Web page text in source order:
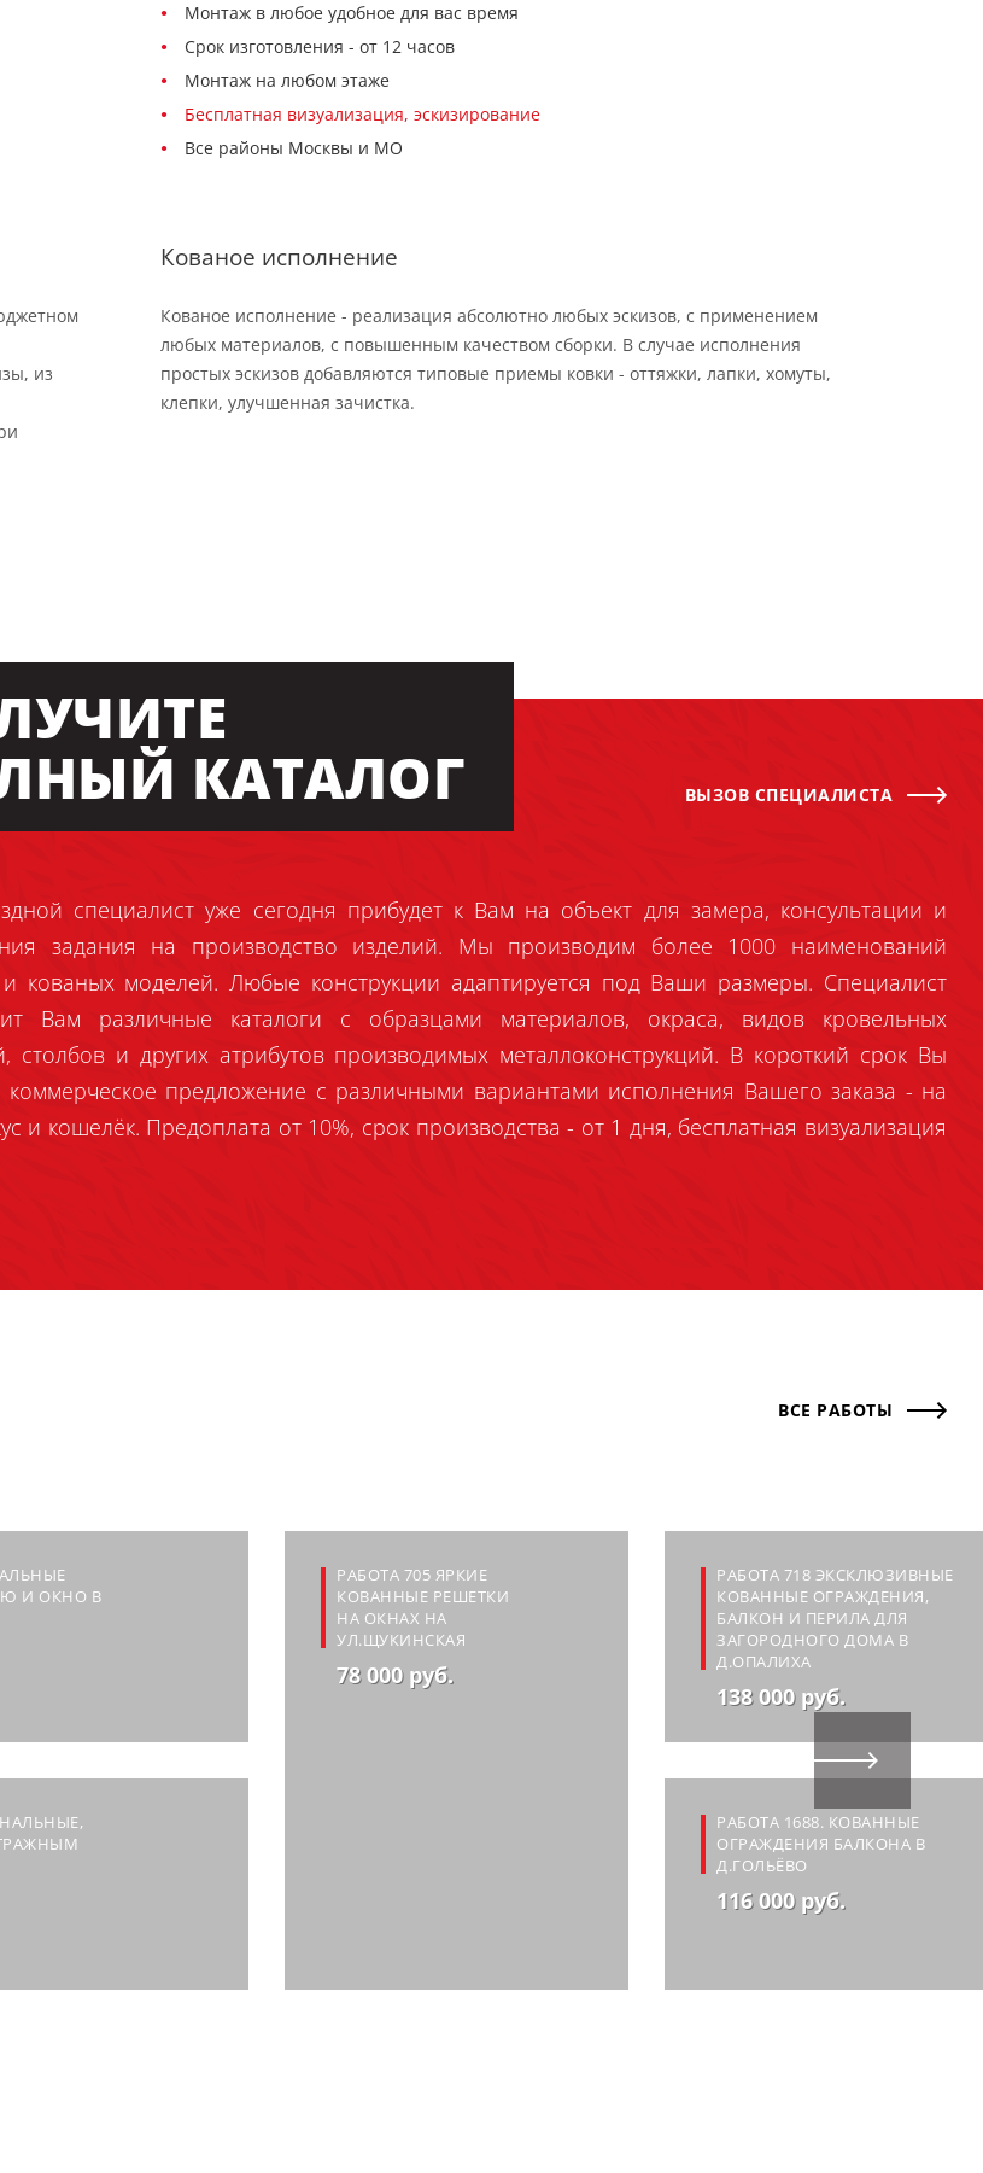
Монтаж в любое удобное для вас время
Срок изготовления - от 12 часов
Монтаж на любом этаже
Бесплатная визуализация, эскизирование
Все районы Москвы и МО
из
Кованое исполнение
Кованое исполнение - реализация абсолютно любых эскизов, с применением
любых материалов, с повышенным качеством сборки. В случае исполнения
простых эскизов добавляются типовые приемы ковки - оттяжки, лапки, хомуты,
клепки, улучшенная зачистка.
КАТАЛОГ
ВЫЗОВ СПЕЦИАЛИСТА
специалист уже сегодня прибудет к Вам на объект для замера, консультации и
задания на производство изделий. Мы производим более 1000 наименований
кованых моделей. Любые конструкции адаптируется под Ваши размеры. Специалист
Вам различные каталоги с образцами материалов, окраса, видов кровельных
столбов и других атрибутов производимых металлоконструкций. В короткий срок Вы
коммерческое предложение с различными вариантами исполнения Вашего заказа - на
и кошелёк. Предоплата от 10%, срок производства - от 1 дня, бесплатная визуализация
ВСЕ РАБОТЫ
И ОКНО В
РАБОТА 705 ЯРКИЕ
КОВАННЫЕ РЕШЕТКИ
НА ОКНАХ НА
УЛ.ЩУКИНСКАЯ
78 000 руб.
РАБОТА 718 ЭКСКЛЮЗИВНЫЕ
КОВАННЫЕ ОГРАЖДЕНИЯ,
БАЛКОН И ПЕРИЛА ДЛЯ
ЗАГОРОДНОГО ДОМА В
Д.ОПАЛИХА
138 000 руб.
РАБОТА 1688. КОВАННЫЕ
ОГРАЖДЕНИЯ БАЛКОНА В
Д.ГОЛЬЁВО
116 000 руб.